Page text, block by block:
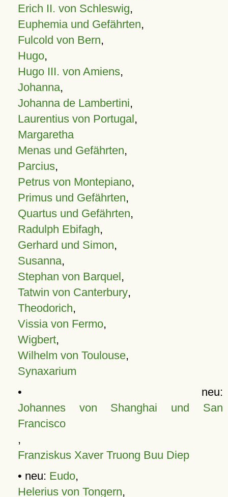
Erich II. von Schleswig,
Euphemia und Gefährten,
Fulcold von Bern,
Hugo,
Hugo III. von Amiens,
Johanna,
Johanna de Lambertini,
Laurentius von Portugal,
Margaretha
Menas und Gefährten,
Parcius,
Petrus von Montepiano,
Primus und Gefährten,
Quartus und Gefährten,
Radulph Ebifagh,
Gerhard und Simon,
Susanna,
Stephan von Barquel,
Tatwin von Canterbury,
Theodorich,
Vissia von Fermo,
Wigbert,
Wilhelm von Toulouse,
Synaxarium
• neu:
Johannes von Shanghai und San
Francisco
,
Franziskus Xaver Truong Buu Diep
• neu: Eudo,
Helerius von Tongern,